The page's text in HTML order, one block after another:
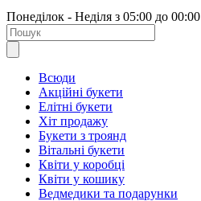
Понеділок - Неділя з 05:00 до 00:00
Всюди
Акційні букети
Елітні букети
Хіт продажу
Букети з троянд
Вітальні букети
Квіти у коробці
Квіти у кошику
Ведмедики та подарунки